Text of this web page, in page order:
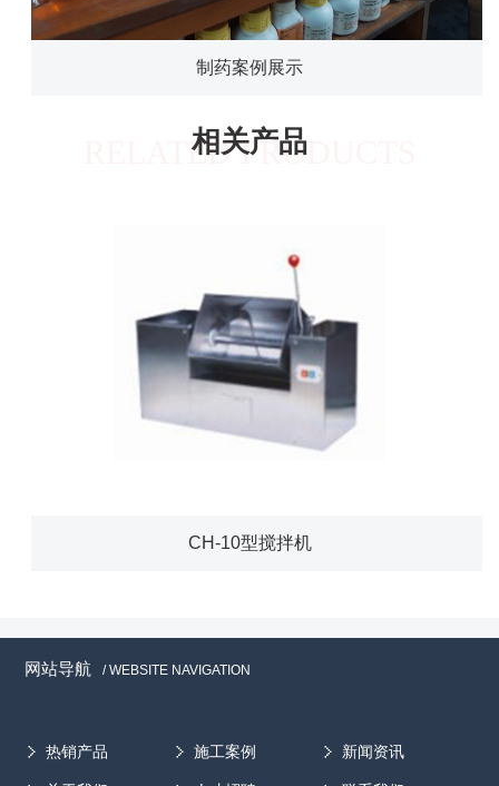
制药案例展示
相关产品
RELATED PRODUCTS
CH-10型搅拌机
网站导航 / WEBSITE NAVIGATION
热销产品 施工案例 新闻资讯